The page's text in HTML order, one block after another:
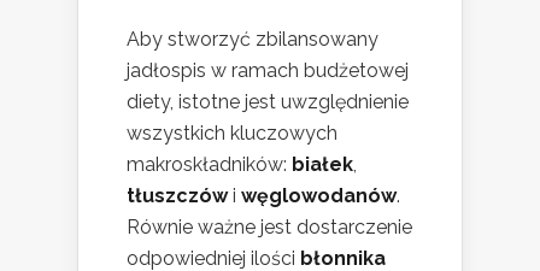
Aby stworzyć zbilansowany
jadłospis w ramach budżetowej
diety, istotne jest uwzględnienie
wszystkich kluczowych
makroskładników: białek,
tłuszczówi węglowodanów.
Równie ważne jest dostarczenie
odpowiedniej ilości błonnika